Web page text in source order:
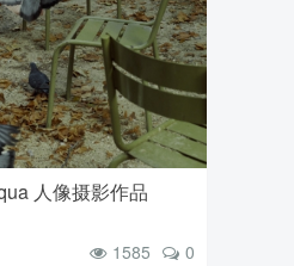
人像摄影作品
0
1585